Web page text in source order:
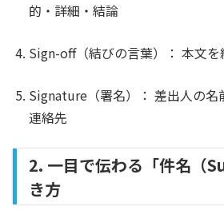
的・詳細・結論
Sign-off（結びの言葉）： 本文を
Signature（署名）： 差出人の名
連絡先
2. 一目で伝わる「件名（
き方